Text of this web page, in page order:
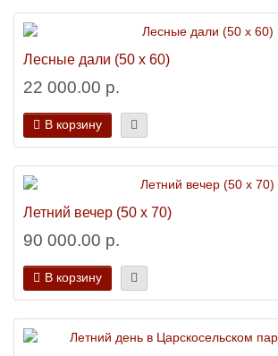
Лесные дали (50 х 60)
22 000.00 р.
В корзину
Летний вечер (50 х 70)
90 000.00 р.
В корзину